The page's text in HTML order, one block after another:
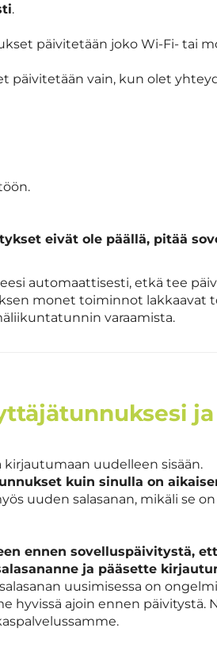
.
päivitetään joko Wi-Fi- tai
päivitetään vain, kun olet
eivät ole päällä, pitää
automaattisesti, etkä tee
monet toiminnot lakkaavat
varaamista.
ja
kirjautumaan uudelleen sisään.
kuin sinulla on
uuden salasanan, mikäli se
ennen sovelluspäivitystä,
ja pääsette
uusimisessa on
hyvissä ajoin ennen päivitystä.